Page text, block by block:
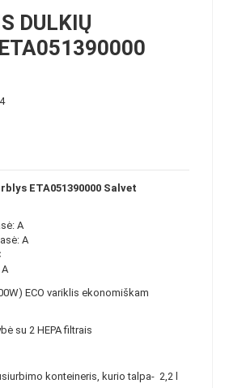
DULKIŲ
ETA051390000 Salvet
A
A
ECO variklis ekonomiškam
su 2 HEPA filtrais
konteineris, kurio talpa- 2,2 l